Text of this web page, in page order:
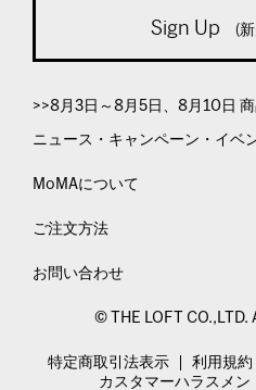
Sign Up (新
>>8月3日～8月5日、8月10日
ニュース・キャンペーン・イベ
MoMAについて
ご注文方法
お問い合わせ
© THE LOFT CO.,LTD.
特定商取引法表示 利用規約
カスタマーハラスメ